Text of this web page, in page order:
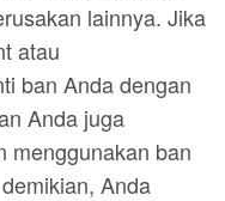
lainnya. Jika
atau
ban Anda dengan
Anda juga
menggunakan ban
Anda